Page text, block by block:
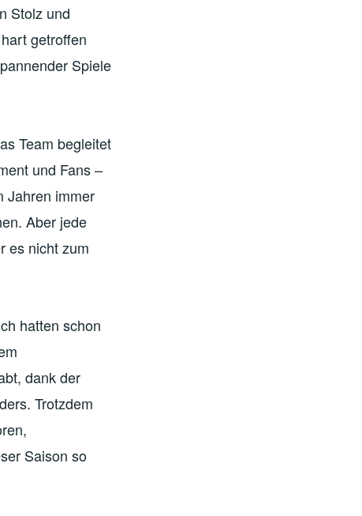
Stolz und
getroffen
Spiele
Team begleitet
und Fans –
Jahren immer
Aber jede
es nicht zum
hatten schon
dank der
Trotzdem
Saison so